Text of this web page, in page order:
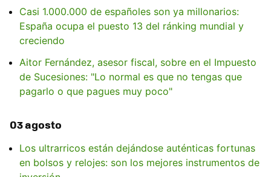
Casi 1.000.000 de españoles son ya millonarios:
España ocupa el puesto 13 del ránking mundial y
creciendo
Aitor Fernández, asesor fiscal, sobre en el Impuesto
de Sucesiones: "Lo normal es que no tengas que
pagarlo o que pagues muy poco"
03 agosto
Los ultrarricos están dejándose auténticas fortunas
en bolsos y relojes: son los mejores instrumentos de